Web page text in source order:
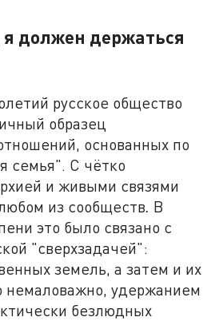
должен держаться
русское общество
образец
основанных по
семья". С чётко
и живыми связями
из сообществ. В
это было связано с
"сверхзадачей":
земель, а затем и их
немаловажно, удержанием
безлюдных